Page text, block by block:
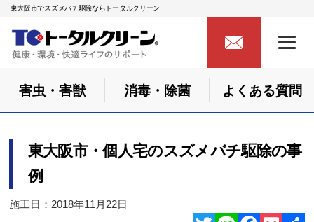
東大阪市でスズメバチ駆除ならトータルクリーン
害虫・害獣 消毒・除菌 よくある質問
東大阪市・個人宅のスズメバチ駆除の事
例
施工日：2018年11月22日